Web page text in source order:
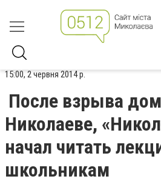
15:00, 2 червня 2014 р.
После взрыва
Николаеве,
начал читать
школьникам